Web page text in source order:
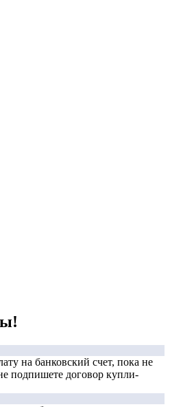
на банковский счет, пока не
подпишете договор купли-